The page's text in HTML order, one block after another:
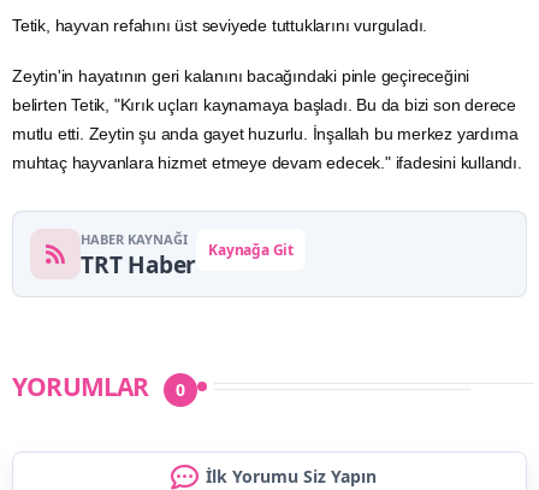
Tetik, hayvan refahını üst seviyede tuttuklarını vurguladı.
Zeytin'in hayatının geri kalanını bacağındaki pinle geçireceğini
belirten Tetik, "Kırık uçları kaynamaya başladı. Bu da bizi son derece
mutlu etti. Zeytin şu anda gayet huzurlu. İnşallah bu merkez yardıma
muhtaç hayvanlara hizmet etmeye devam edecek." ifadesini kullandı.
HABER KAYNAĞI
TRT Haber Kaynağa Git
YORUMLAR 0
İlk Yorumu Siz Yapın